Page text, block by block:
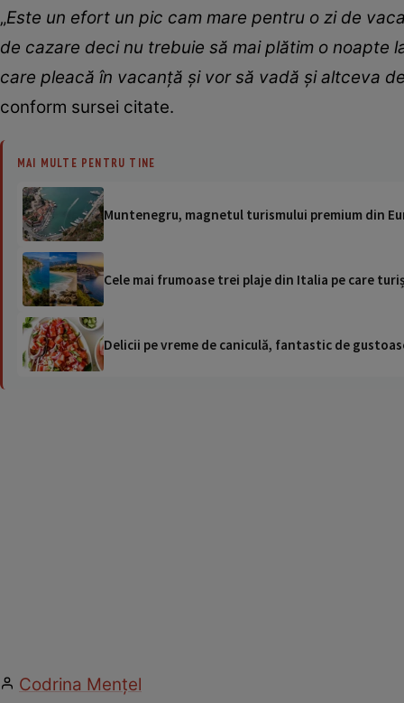
„Este un efort un pic cam mare pentru o zi de
de cazare deci nu trebuie să mai plătim o
care pleacă în vacanţă şi vor să vadă şi altceva
conform sursei citate.
MAI MULTE PENTRU TINE
Muntenegru, magnetul turismului premium din
Cele mai frumoase trei plaje din Italia pe care
Delicii pe vreme de caniculă, fantastic de
Codrina Mențel